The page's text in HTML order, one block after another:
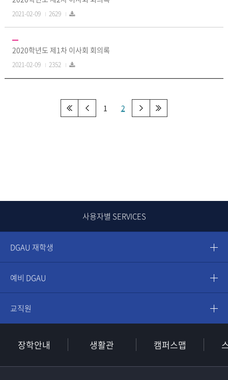
2021-02-09 2629
2020학년도 제1차 이사회 회의록
2021-02-09 2352
1 2
사용자별 SERVICES
DGAU 재학생
예비 DGAU
교직원
장학안내 생활관 캠퍼스맵